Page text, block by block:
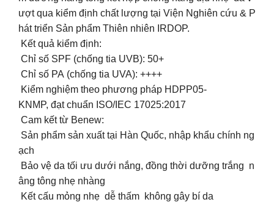
ượt qua kiểm định chất lượng tại Viện Nghiên cứu & P
hát triển Sản phẩm Thiên nhiên IRDOP.
Kết quả kiểm định:
Chỉ số SPF (chống tia UVB): 50+
Chỉ số PA (chống tia UVA): ++++
Kiểm nghiệm theo phương pháp HDPP05-
KNMP, đạt chuẩn ISO/IEC 17025:2017
Cam kết từ Benew:
Sản phẩm sản xuất tại Hàn Quốc, nhập khẩu chính ng
ạch
Bảo vệ da tối ưu dưới nắng, đồng thời dưỡng trắng n
âng tông nhẹ nhàng
Kết cấu mỏng nhẹ dễ thấm không gây bí da